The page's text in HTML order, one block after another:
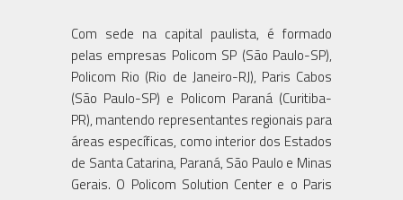
Com sede na capital paulista, é formado
pelas empresas Policom SP (São Paulo-SP),
Policom Rio (Rio de Janeiro-RJ), Paris Cabos
(São Paulo-SP) e Policom Paraná (Curitiba-
PR), mantendo representantes regionais para
áreas específicas, como interior dos Estados
de Santa Catarina, Paraná, São Paulo e Minas
Gerais. O Policom Solution Center e o Paris